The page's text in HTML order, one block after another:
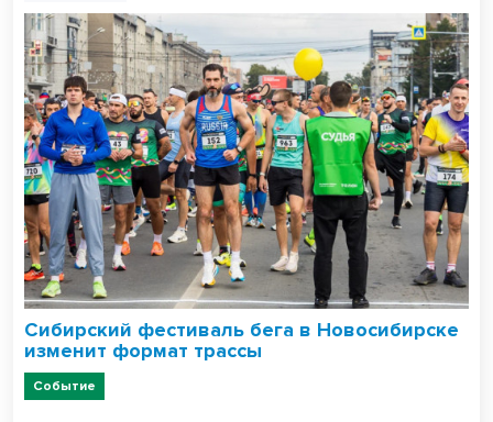
Сибирский фестиваль бега в Новосибирске
изменит формат трассы
Событие